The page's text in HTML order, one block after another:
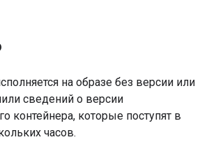
на образе без версии или
сведений о версии
контейнера, которые поступят в
часов.